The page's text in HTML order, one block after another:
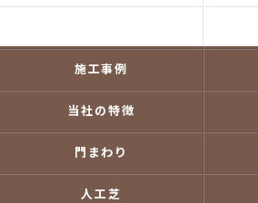
施工事例
当社の特徴
門まわり
人工芝